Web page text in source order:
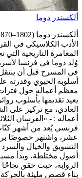
دوما
الكلاسيكي في
التاريخية التي
دوما في فرنسا لأسرة
المسرح قبل أن ينتقل
الحيوي وقدرته
أعماله حول فترات
تقديمها بأسلوب
مع تركيز على
: - «الفرسان
يُعد من أشهر كتّاب
واشتهر خصوصًا
والخيال والسرد
مختلطة، وبدأ
حيث حقق نجاحًا
قصص مليئة بالحركة